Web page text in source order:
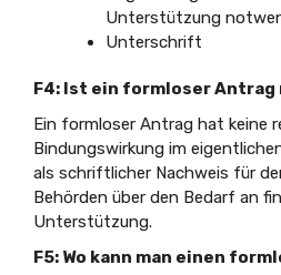
Unterstützung
Unterschrift
F4: Ist ein formloser
Ein formloser Antrag hat keine
Bindungswirkung im
als schriftlicher Nachweis für
Behörden über den Bedarf an
Unterstützung.
F5: Wo kann man einen